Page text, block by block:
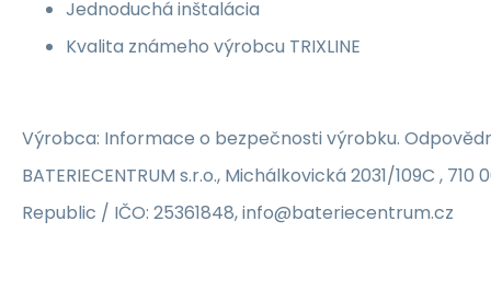
Jednoduchá inštalácia
Kvalita známeho výrobcu TRIXLINE
Výrobca: Informace o bezpečnosti výrobku.
BATERIECENTRUM s.r.o., Michálkovická 2031/109C ,
Republic / IČO: 25361848, info@bateriecentrum.cz